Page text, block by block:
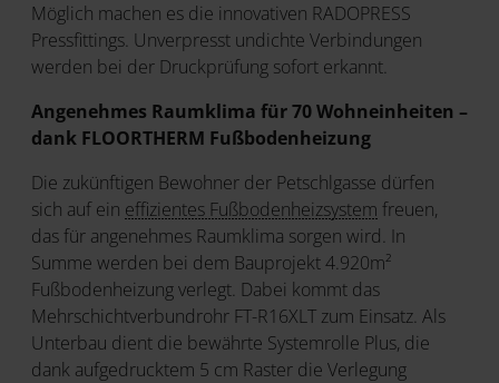
Möglich machen es die innovativen RADOPRESS
Pressfittings. Unverpresst undichte Verbindungen
werden bei der Druckprüfung sofort erkannt.
Angenehmes Raumklima für 70 Wohneinheiten –
dank FLOORTHERM Fußbodenheizung
Die zukünftigen Bewohner der Petschlgasse dürfen
sich auf ein effizientes Fußbodenheizsystem freuen,
das für angenehmes Raumklima sorgen wird. In
Summe werden bei dem Bauprojekt 4.920m²
Fußbodenheizung verlegt. Dabei kommt das
Mehrschichtverbundrohr FT-R16XLT zum Einsatz. Als
Unterbau dient die bewährte Systemrolle Plus, die
dank aufgedrucktem 5 cm Raster die Verlegung